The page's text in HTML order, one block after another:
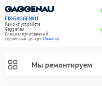
FIX-GAGGENAU
Ремонт устройств
Gaggenau
Специализированный
cервисный центр г.Иваново
Мы ремонтируем